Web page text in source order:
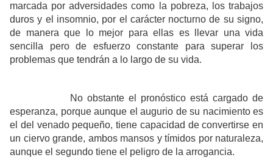
marcada por adversidades como la pobreza, los trabajos
duros y el insomnio, por el carácter nocturno de su signo,
de manera que lo mejor para ellas es llevar una vida
sencilla pero de esfuerzo constante para superar los
problemas que tendrán a lo largo de su vida.
No obstante el pronóstico está cargado de
esperanza, porque aunque el augurio de su nacimiento es
el del venado pequeño, tiene capacidad de convertirse en
un ciervo grande, ambos mansos y tímidos por naturaleza,
aunque el segundo tiene el peligro de la arrogancia.